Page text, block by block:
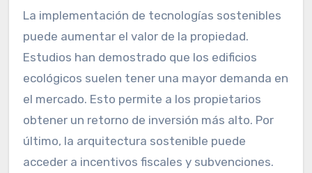
La implementación de tecnologías sostenibles
puede aumentar el valor de la propiedad.
Estudios han demostrado que los edificios
ecológicos suelen tener una mayor demanda en
el mercado. Esto permite a los propietarios
obtener un retorno de inversión más alto. Por
último, la arquitectura sostenible puede
acceder a incentivos fiscales y subvenciones.